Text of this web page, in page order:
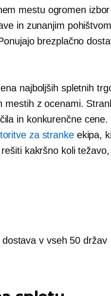
mestu ogromen
in zunanjim
brezplačno
najboljših spletnih
mestih z ocenami.
in konkurenčne cene.
za strankeekipa,
kakršno koli
v vseh 50 držav